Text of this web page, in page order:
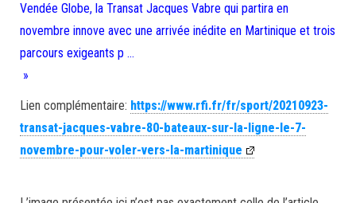
Vendée Globe, la Transat Jacques Vabre qui partira en
novembre innove avec une arrivée inédite en Martinique et trois
parcours exigeants p …
»
Lien complémentaire: https://www.rfi.fr/fr/sport/20210923-
transat-jacques-vabre-80-bateaux-sur-la-ligne-le-7-
novembre-pour-voler-vers-la-martinique